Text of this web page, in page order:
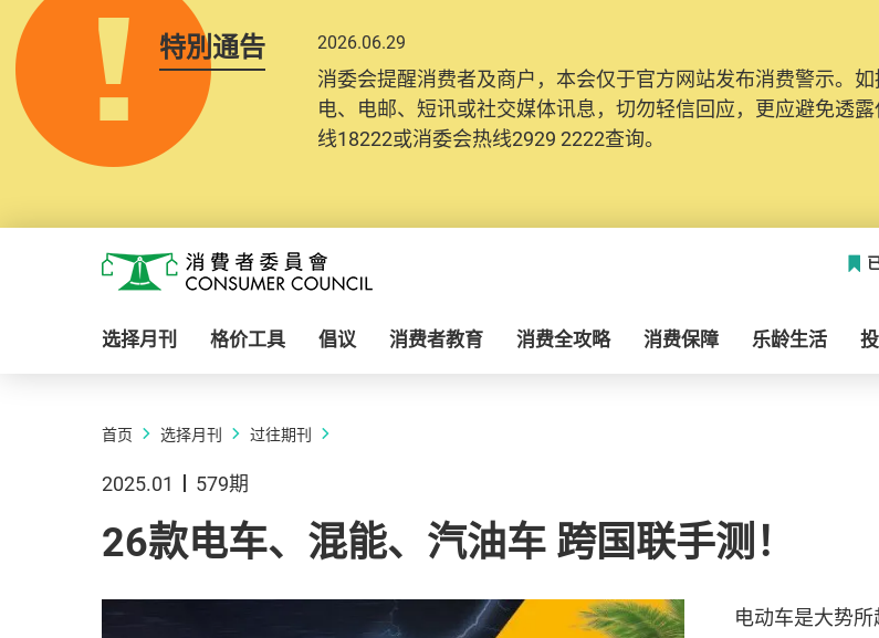
特別通告 2026.06.29
消委会提醒消费者及商户，本会仅于官方网站发布消费警示。
电、电邮、短讯或社交媒体讯息，切勿轻信回应，更应避免透
线18222或消委会热线2929 2222查询。
消费者委员会
选择月刊 格价工具 倡议 消费者教育 消费全攻略 消费保障 乐龄生活
首页 选择月刊 过往期刊
2025.01 579期
26款电车、混能、汽油车 跨国联手测！
电动车是大势